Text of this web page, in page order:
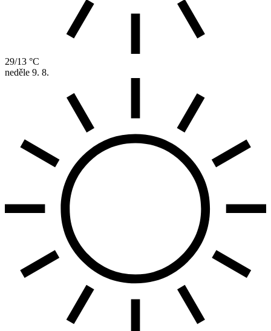
29/13 °C
neděle 9. 8.